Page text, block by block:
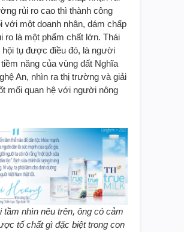
rủi ro cao thì thành công
với một doanh nhân, dám chấp
ro là một phẩm chất lớn. Thái
tụ được điều đó, là người
năng của vùng đất Nghĩa
An, nhìn ra thị trường và giải
mối quan hệ với người nông
tầm nhìn nêu trên, ông có cảm
tố chất gì đặc biệt trong con